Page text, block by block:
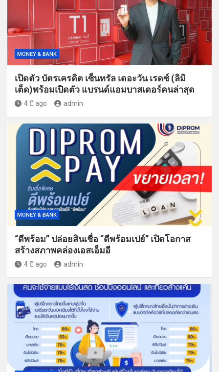
MONEY & BANK
เปิดตัว บัตรเครดิต เซ็นทรัล เดอะวัน เรดซ์ (ลิมิ
เต็ด)พร้อมเปิดตัว แบรนด์แอมบาสเดอร์คนล่าสุด
4 ปี ago admin
MONEY & BANK
“ดีพร้อม” ปล่อยสินเชื่อ “ดีพร้อมเปย์” เปิดโอกาส
สร้างสภาพคล่องเอสเอ็มอี
4 ปี ago admin